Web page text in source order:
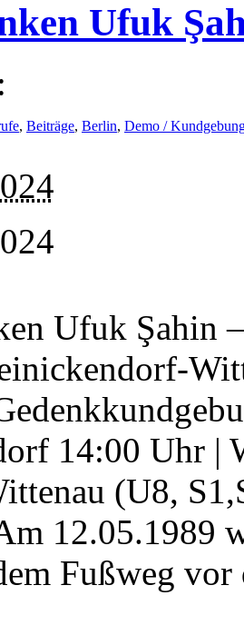
Ufuk
, Beiträge, Berlin, Demo /
Ufuk Şahin
14:00 Uhr |
(U8,
Fußweg